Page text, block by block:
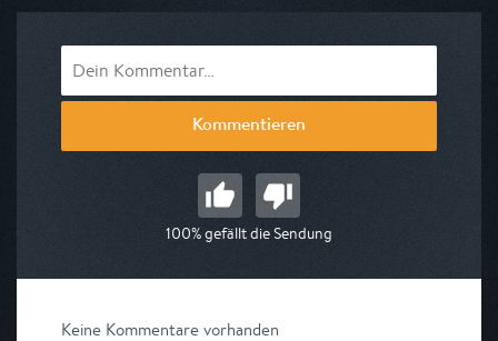
Kommentieren
100% gefällt die Sendung
Keine Kommentare vorhanden